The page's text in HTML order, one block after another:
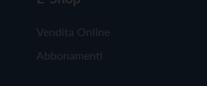
Vendita Online
Abbonamenti